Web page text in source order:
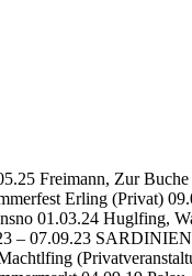
Freimann, Zur Buche
Erling (Privat)
01.03.24 Huglfing,
– 07.09.23